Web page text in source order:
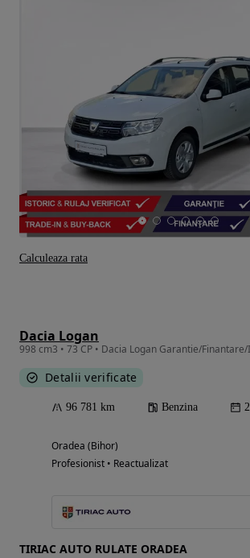
Dacia Logan
998 cm3 • 73 CP • Dacia Logan Garantie/
Detalii verificate
96 781 km Benzina
Oradea (Bihor)
Profesionist • Reactualizat
TIRIAC AUTO RULATE ORADEA
Calculeaza rata